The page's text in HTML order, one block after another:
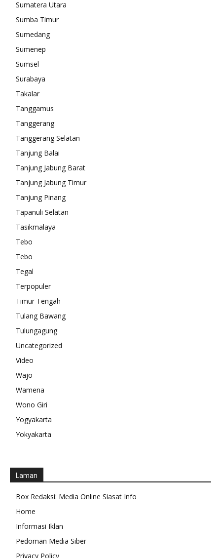
Sumatera Utara
Sumba Timur
Sumedang
Sumenep
Sumsel
Surabaya
Takalar
Tanggamus
Tanggerang
Tanggerang Selatan
Tanjung Balai
Tanjung Jabung Barat
Tanjung Jabung Timur
Tanjung Pinang
Tapanuli Selatan
Tasikmalaya
Tebo
Tebo
Tegal
Terpopuler
Timur Tengah
Tulang Bawang
Tulungagung
Uncategorized
Video
Wajo
Wamena
Wono Giri
Yogyakarta
Yokyakarta
Laman
Box Redaksi: Media Online Siasat Info
Home
Informasi Iklan
Pedoman Media Siber
Privacy Policy